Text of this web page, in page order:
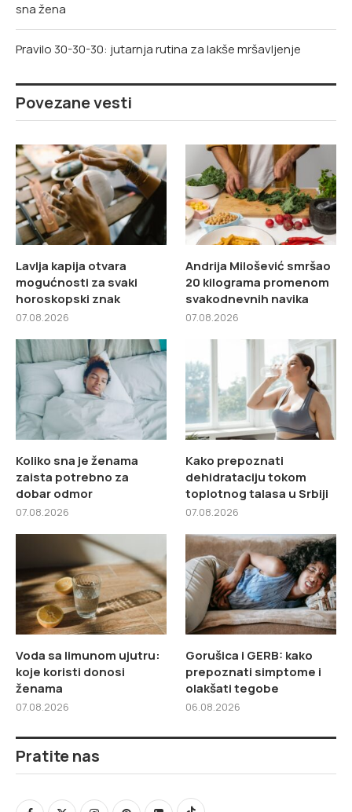
sna žena
Pravilo 30-30-30: jutarnja rutina za lakše mršavljenje
Povezane vesti
Lavlja kapija otvara
mogućnosti za svaki
horoskopski znak
07.08.2026
Andrija Milošević smršao
20 kilograma promenom
svakodnevnih navika
07.08.2026
Koliko sna je ženama
zaista potrebno za
dobar odmor
07.08.2026
Kako prepoznati
dehidrataciju tokom
toplotnog talasa u Srbiji
07.08.2026
Voda sa limunom ujutru:
koje koristi donosi
ženama
07.08.2026
Gorušica i GERB: kako
prepoznati simptome i
olakšati tegobe
06.08.2026
Pratite nas